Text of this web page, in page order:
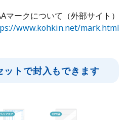
マークについて（外部サイト）
www.kohkin.net/mark.html
ットで封入もできます